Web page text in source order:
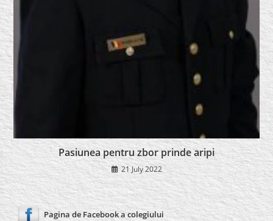
Pasiunea pentru zbor prinde aripi
21 July 2022
Pagina de Facebook a colegiului